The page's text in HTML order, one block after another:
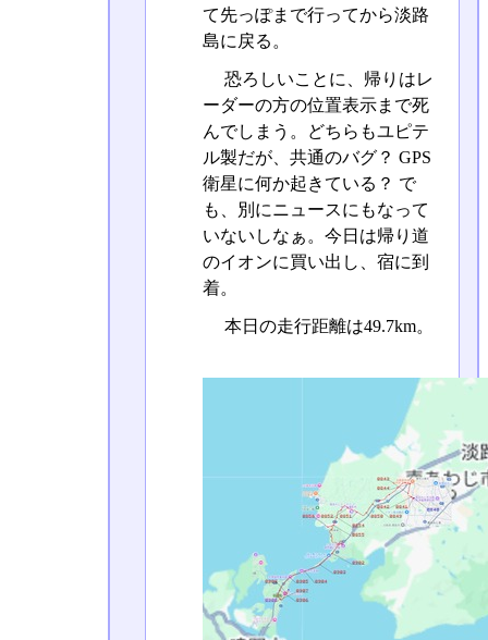
て先っぽまで行ってから淡路
島に戻る。
恐ろしいことに、帰りはレ
ーダーの方の位置表示まで死
んでしまう。どちらもユピテ
ル製だが、共通のバグ？ GPS
衛星に何か起きている？ で
も、別にニュースにもなって
いないしなぁ。今日は帰り道
のイオンに買い出し、宿に到
着。
本日の走行距離は49.7km。